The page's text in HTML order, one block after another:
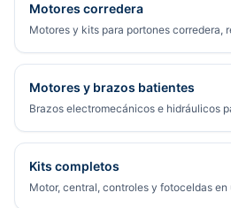
Motores corredera
Motores y kits para portones corredera,
Motores y brazos batientes
Brazos electromecánicos e hidráulicos
Kits completos
Motor, central, controles y fotoceldas en